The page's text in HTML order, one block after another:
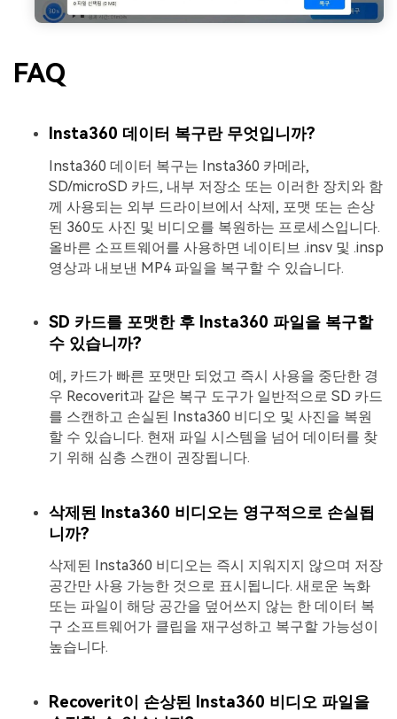
FAQ
Insta360 데이터 복구란 무엇입니까?
Insta360 데이터 복구는 Insta360 카메라,
SD/microSD 카드, 내부 저장소 또는 이러한 장치와 함
께 사용되는 외부 드라이브에서 삭제, 포맷 또는 손상
된 360도 사진 및 비디오를 복원하는 프로세스입니다.
올바른 소프트웨어를 사용하면 네이티브 .insv 및 .insp
영상과 내보낸 MP4 파일을 복구할 수 있습니다.
SD 카드를 포맷한 후 Insta360 파일을 복구할
수 있습니까?
예, 카드가 빠른 포맷만 되었고 즉시 사용을 중단한 경
우 Recoverit과 같은 복구 도구가 일반적으로 SD 카드
를 스캔하고 손실된 Insta360 비디오 및 사진을 복원
할 수 있습니다. 현재 파일 시스템을 넘어 데이터를 찾
기 위해 심층 스캔이 권장됩니다.
삭제된 Insta360 비디오는 영구적으로 손실됩
니까?
삭제된 Insta360 비디오는 즉시 지워지지 않으며 저장
공간만 사용 가능한 것으로 표시됩니다. 새로운 녹화
또는 파일이 해당 공간을 덮어쓰지 않는 한 데이터 복
구 소프트웨어가 클립을 재구성하고 복구할 가능성이
높습니다.
Recoverit이 손상된 Insta360 비디오 파일을